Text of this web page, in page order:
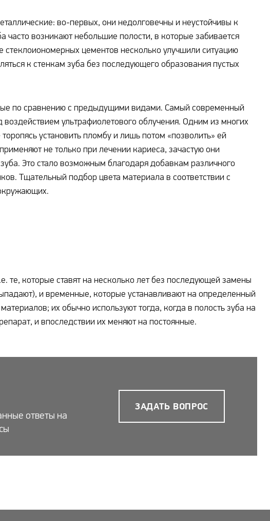
во-первых, они недолговечны и неустойчивы к
возникают небольшие полости, в которые забивается
цементов несколько улучшили ситуацию
к стенкам зуба без последующего образования пустых
по сравнению с предыдущими видами. Самый современный
ультрафиолетового облучения. Одним из многих
установить пломбу и лишь потом «позволить» ей
не только при лечении кариеса, зачастую они
Это стало возможным благодаря добавкам различного
Тщательный подбор цвета материала в соответствии с
те, которые ставят на несколько лет без последующей замены
и временные, которые устанавливают на определенный
их обычно используют тогда, когда в полость зуба на
и впоследствии их меняют на постоянные.
ответы на
ЗАДАТЬ ВОПРОС